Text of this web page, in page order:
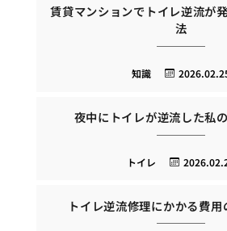
賃貸マンションでトイレ逆流が
法
知識
夜中にトイレが逆流した私
トイレ
トイレ逆流修理にかかる費